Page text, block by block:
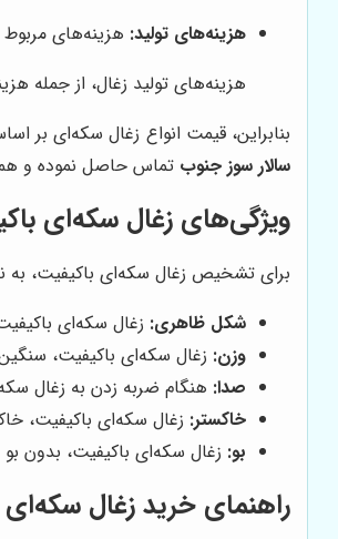
هزینه‌های تولید: هزینه‌های مربوط
هزینه‌های تولید زغال، از جمله
بنابراین، قیمت انواع زغال سکه‌ای بر
سالار سوز جنوب تماس حاصل نموده و
ویژگی‌های زغال سکه‌ای
برای تشخیص زغال سکه‌ای باکیفیت، به
شکل ظاهری: زغال سکه‌ای
وزن: زغال سکه‌ای باکیفیت،
صدا: هنگام ضربه زدن به زغال
خاکستر: زغال سکه‌ای باکیفیت،
بو: زغال سکه‌ای باکیفیت، بدون
راهنمای خرید زغال سکه‌ای